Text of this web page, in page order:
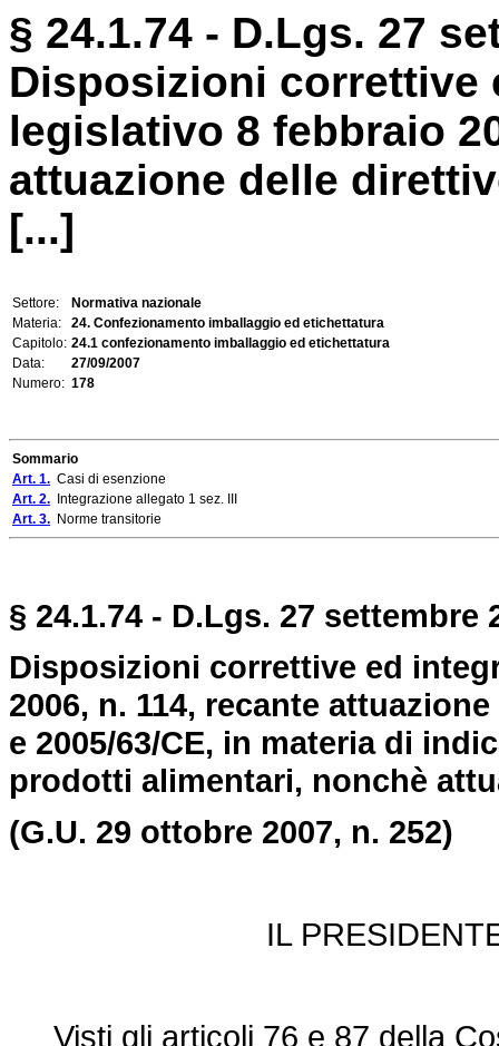
§ 24.1.74 - D.Lgs. 27
Disposizioni correttive
legislativo 8 febbraio
attuazione delle
[...]
Settore:
Normativa nazionale
Materia:
24. Confezionamento imballaggio ed etichettatura
Capitolo: 24.1 confezionamento imballaggio ed etichettatura
Data:
27/09/2007
Numero: 178
Sommario
Art. 1. Casi di esenzione
Art. 2. Integrazione allegato 1 sez. III
Art. 3. Norme transitorie
§ 24.1.74 - D.Lgs. 27 settembre
Disposizioni correttive ed
2006, n. 114, recante
e 2005/63/CE, in materia di
prodotti alimentari, nonchè
(G.U. 29 ottobre 2007, n. 252)
IL
Visti gli articoli 76 e 87 della